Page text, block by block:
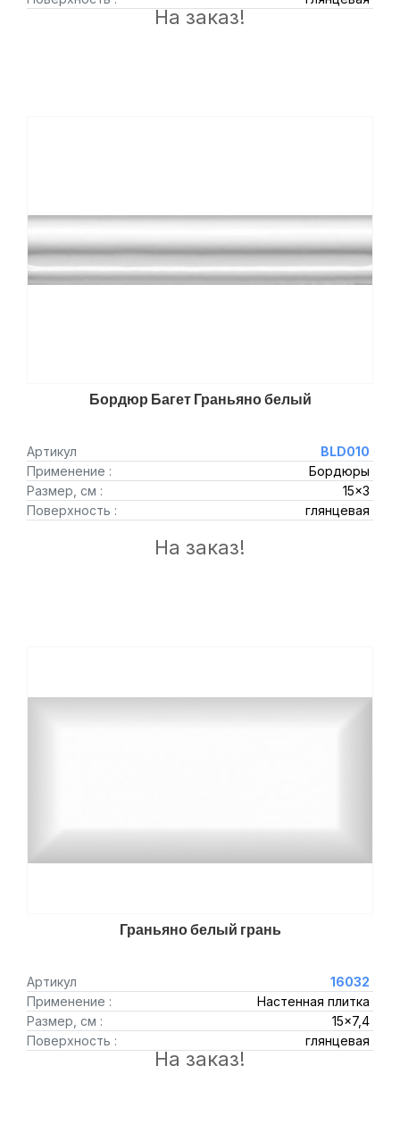
На заказ!
Бордюр Багет Граньяно белый
Артикул
BLD010
Применение :
Бордюры
Размер, см :
15x3
Поверхность :
глянцевая
На заказ!
Граньяно белый грань
Артикул
16032
Применение :
Настенная плитка
Размер, см :
15x7,4
Поверхность :
глянцевая
На заказ!